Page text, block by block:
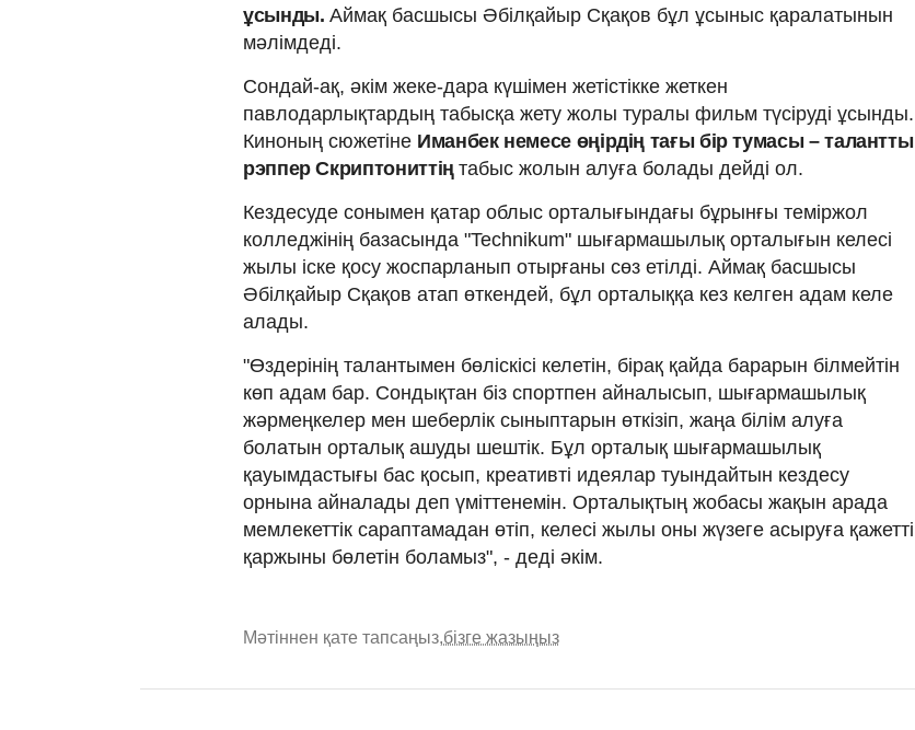
ұсынды. Аймақ басшысы Әбілқайыр Сқақов бұл ұсыныс қаралатынын
мәлімдеді.
Сондай-ақ, әкім жеке-дара күшімен жетістікке жеткен
павлодарлықтардың табысқа жету жолы туралы фильм түсіруді ұсынды.
Киноның сюжетіне Иманбек немесе өңірдің тағы бір тумасы – талантты
рэппер Скриптониттіңтабыс жолын алуға болады дейді ол.
Кездесуде сонымен қатар облыс орталығындағы бұрынғы теміржол
колледжінің базасында "Technikum" шығармашылық орталығын келесі
жылы іске қосу жоспарланып отырғаны сөз етілді. Аймақ басшысы
Әбілқайыр Сқақов атап өткендей, бұл орталыққа кез келген адам келе
алады.
"Өздерінің талантымен бөліскісі келетін, бірақ қайда барарын білмейтін
көп адам бар. Сондықтан біз спортпен айналысып, шығармашылық
жәрмеңкелер мен шеберлік сыныптарын өткізіп, жаңа білім алуға
болатын орталық ашуды шештік. Бұл орталық шығармашылық
қауымдастығы бас қосып, креативті идеялар туындайтын кездесу
орнына айналады деп үміттенемін. Орталықтың жобасы жақын арада
мемлекеттік сараптамадан өтіп, келесі жылы оны жүзеге асыруға қажетті
қаржыны бөлетін боламыз", - деді әкім.
Мәтіннен қате тапсаңыз,бізге жазыңыз